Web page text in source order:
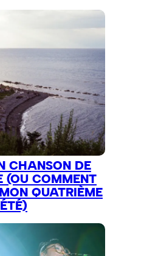
CHANSON DE
(OU COMMENT
QUATRIÈME